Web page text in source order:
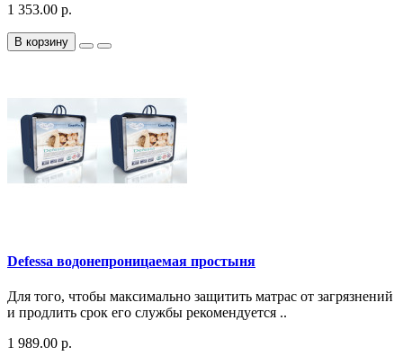
1 353.00 р.
В корзину
Defessa водонепроницаемая простыня
Для того, чтобы максимально защитить матрас от загрязнений
и продлить срок его службы рекомендуется ..
1 989.00 р.